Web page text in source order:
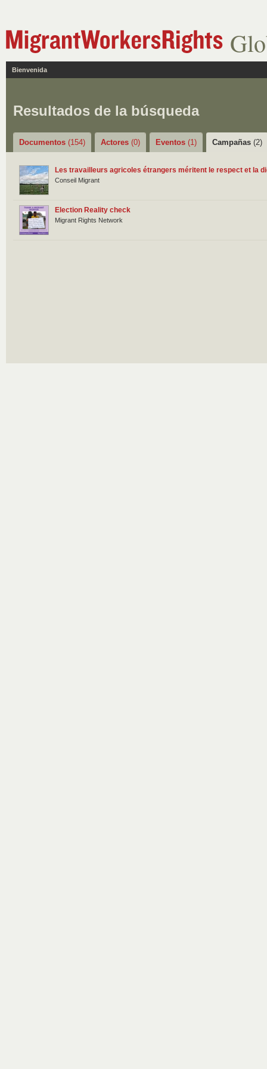
Bienvenida
Resultados de la búsqueda
Documentos (154) Actores (0) Eventos (1) Campañas (2)
Les travailleurs agricoles étrangers méritent le respect et la
Conseil Migrant
Election Reality check
Migrant Rights Network